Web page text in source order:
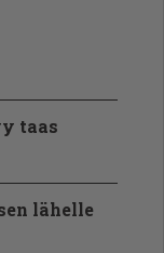
taas
lähelle